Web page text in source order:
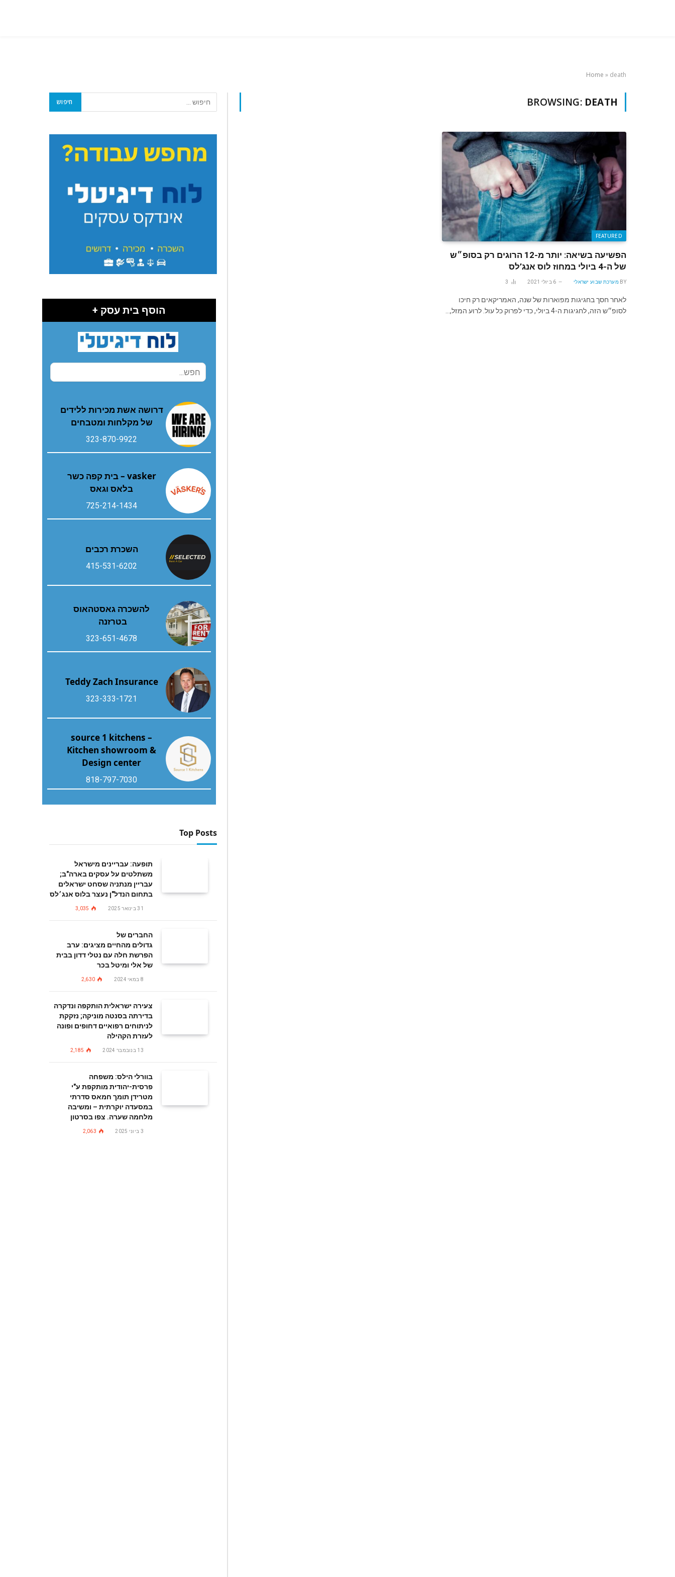
Home » death
BROWSING: DEATH
FEATURED
הפשיעה בשיאה: יותר מ-12 הרוגים רק בסופ״ש
של ה-4 ביולי במחוז לוס אנג’לס
BY מערכת שבוע ישראלי 6 ביולי 2021 3
לאחר חסך בחגיגות מפוארות של שנה, האמריקאים רק חיכו
לסופ״ש הזה, לחגיגות ה-4 ביולי, כדי לפרוק כל עול. לרוע המזל,…
הוסף בית עסק +
דרושה אשת מכירות ללידים
של מקלחות ומטבחים
323-870-9922
vasker – בית קפה כשר
בלאס וגאס
725-214-1434
השכרת רכבים
415-531-6202
להשכרה גאסטהאוס
בטרזנה
323-651-4678
Teddy Zach Insurance
323-333-1721
source 1 kitchens –
Kitchen showroom &
Design center
818-797-7030
Top Posts
תופעה: עבריינים מישראל
משתלטים על עסקים בארה"ב;
עבריין מנתניה שסחט ישראלים
בתחום הנדל"ן נעצר בלוס אנג׳לס
31 בינואר 2025 3,035
החברים של
גדולים מהחיים מציגים: ערב
הפרשת חלה עם נטלי דדון בבית
של אלי ומיטל בכר
8 במאי 2024 2,630
צעירה ישראלית הותקפה ונדקרה
בדירתה בסנטה מוניקה; נזקקת
לניתוחים רפואיים דחופים ופונה
לעזרת הקהילה
13 בנובמבר 2024 2,185
בוורלי הילס: משפחה
פרסית-יהודית מותקפת ע"י
מטרידן תומך חמאס סדרתי
במסעדה יוקרתית – ומשיבה
מלחמה שערה. צפו בסרטון
3 ביוני 2025 2,063